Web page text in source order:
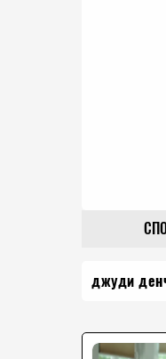
джуди